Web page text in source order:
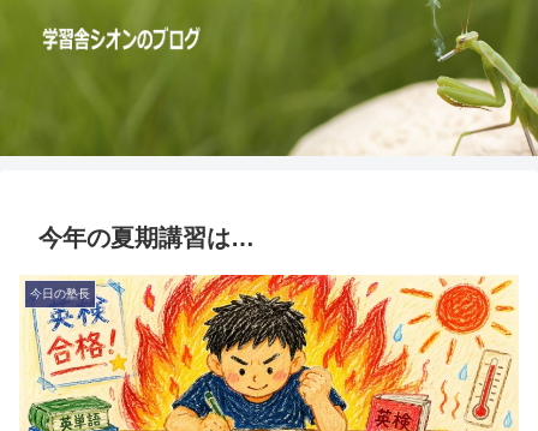
今年の夏期講習は…
今日の塾長